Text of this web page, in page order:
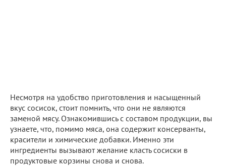
Несмотря на удобство приготовления и насыщенный
вкус сосисок, стоит помнить, что они не являются
заменой мясу. Ознакомившись с составом продукции, вы
узнаете, что, помимо мяса, она содержит консерванты,
красители и химические добавки. Именно эти
ингредиенты вызывают желание класть сосиски в
продуктовые корзины снова и снова.